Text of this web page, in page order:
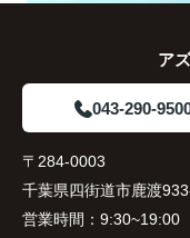
ア
043-290-
〒284-0003
千葉県四街道市鹿渡
営業時間： 9:30~19:00